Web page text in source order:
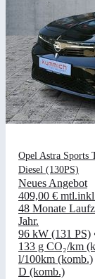
Opel Astra Sports
Diesel (130PS)
Neues Angebot
409,00 € mtl.
48 Monate
Jahr.
96 kW (131 PS)
133 g CO₂/km
l/100km (komb.)
D (komb.)